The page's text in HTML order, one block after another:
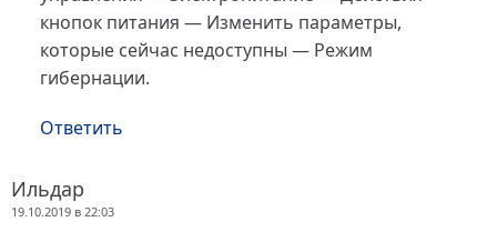
кнопок питания — Изменить параметры,
которые сейчас недоступны — Режим
гибернации.
Ответить
Ильдар
19.10.2019 в 22:03